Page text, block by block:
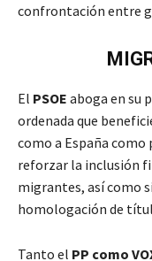
confrontación entre
El PSOE aboga en su
ordenada que
como a España como
reforzar la inclusión
migrantes, así como
homologación de
Tanto el PP como